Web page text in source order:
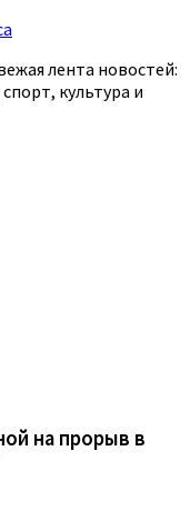
лента новостей:
культура и
на прорыв в